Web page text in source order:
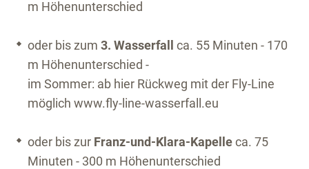
m Höhenunterschied
oder bis zum 3. Wasserfall
ca. 55 Minuten - 170
m Höhenunterschied -
im Sommer: ab hier Rückweg mit der Fly-Line
möglich www.fly-line-wasserfall.eu
oder bis zur Franz-und-Klara-Kapelleca. 75
Minuten - 300 m Höhenunterschied